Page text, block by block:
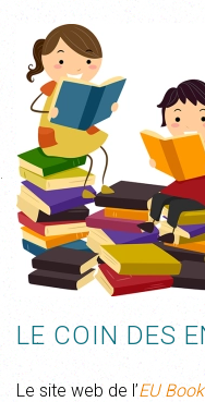
LE COIN DES
Le site web de l’EU